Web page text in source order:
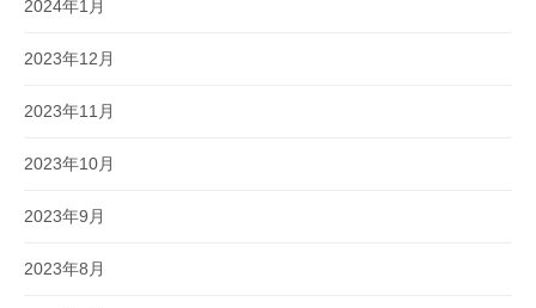
2024年1月
2023年12月
2023年11月
2023年10月
2023年9月
2023年8月